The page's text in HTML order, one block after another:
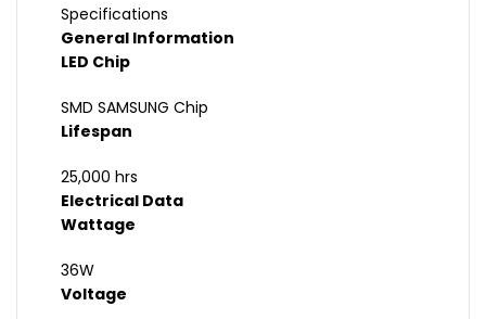
Specifications
General Information
LED Chip
SMD SAMSUNG Chip
Lifespan
25,000 hrs
Electrical Data
Wattage
36W
Voltage